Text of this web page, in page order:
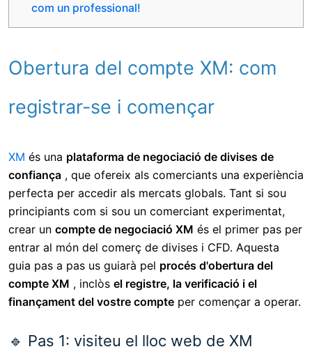
com un professional!
Obertura del compte XM: com
registrar-se i començar
XM és una plataforma de negociació de divises de
confiança , que ofereix als comerciants una experiència
perfecta per accedir als mercats globals. Tant si sou
principiants com si sou un comerciant experimentat,
crear un compte de negociació XM és el primer pas per
entrar al món del comerç de divises i CFD. Aquesta
guia pas a pas us guiarà pel procés d'obertura del
compte XM , inclòs el registre, la verificació i el
finançament del vostre compte per començar a operar.
🔹 Pas 1: visiteu el lloc web de XM